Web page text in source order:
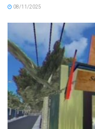
08/11/2025